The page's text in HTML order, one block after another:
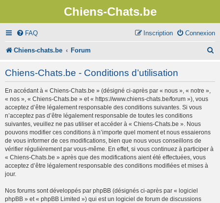
Chiens-Chats.be
FAQ Connexion
Inscription
Chiens-chats.be Forum
Chiens-Chats.be - Conditions d’utilisation
En accédant à « Chiens-Chats.be » (désigné ci-après par « nous », « notre »,
« nos », « Chiens-Chats.be » et « https://www.chiens-chats.be/forum »), vous
acceptez d’être légalement responsable des conditions suivantes. Si vous
n’acceptez pas d’être légalement responsable de toutes les conditions
suivantes, veuillez ne pas utiliser et accéder à « Chiens-Chats.be ». Nous
pouvons modifier ces conditions à n’importe quel moment et nous essaierons
de vous informer de ces modifications, bien que nous vous conseillons de
vérifier régulièrement par vous-même. En effet, si vous continuez à participer à
« Chiens-Chats.be » après que des modifications aient été effectuées, vous
acceptez d’être légalement responsable des conditions modifiées et mises à
jour.
Nos forums sont développés par phpBB (désignés ci-après par « logiciel
phpBB » et « phpBB Limited ») qui est un logiciel de forum de discussions